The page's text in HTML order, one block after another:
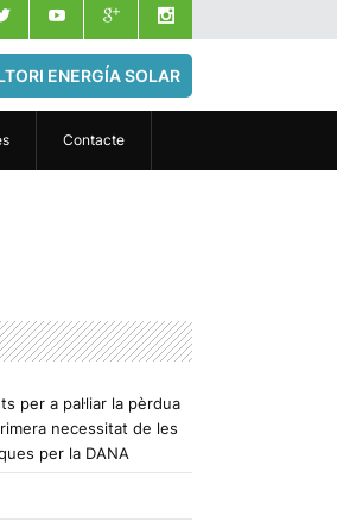
ENERGÍA SOLAR
Contacte
per a pal·liar la pèrdua
necessitat de les
per la DANA